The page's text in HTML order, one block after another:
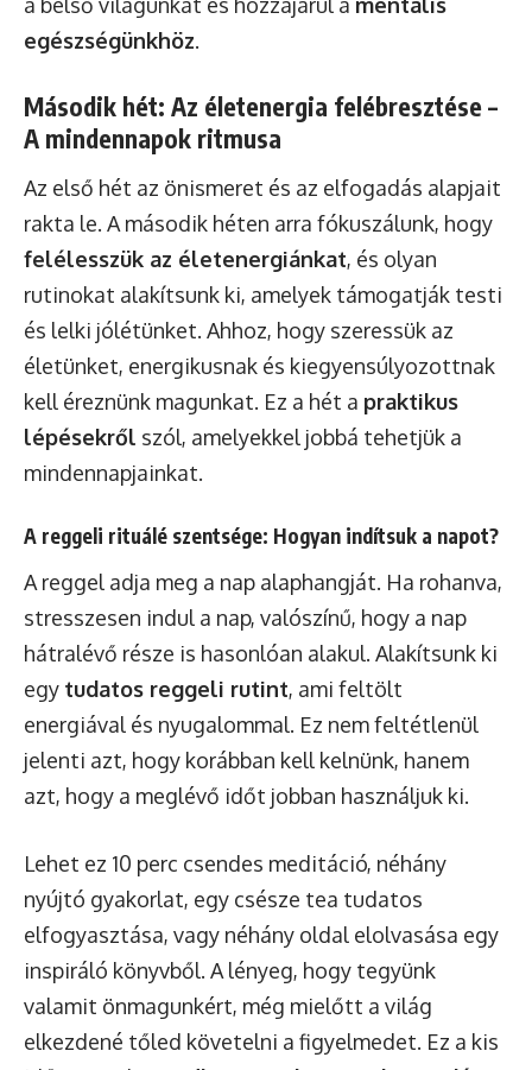
egészségünkhöz.
Második hét: Az életenergia felébresztése –
A mindennapok ritmusa
Az első hét az önismeret és az elfogadás alapjait
rakta le. A második héten arra fókuszálunk, hogy
felélesszük az életenergiánkat, és olyan
rutinokat alakítsunk ki, amelyek támogatják testi
és lelki jólétünket. Ahhoz, hogy szeressük az
életünket, energikusnak és kiegyensúlyozottnak
kell éreznünk magunkat. Ez a hét a praktikus
lépésekről szól, amelyekkel jobbá tehetjük a
mindennapjainkat.
A reggeli rituálé szentsége: Hogyan indítsuk a napot?
A reggel adja meg a nap alaphangját. Ha rohanva,
stresszesen indul a nap, valószínű, hogy a nap
hátralévő része is hasonlóan alakul. Alakítsunk ki
egy tudatos reggeli rutint, ami feltölt
energiával és nyugalommal. Ez nem feltétlenül
jelenti azt, hogy korábban kell kelnünk, hanem
azt, hogy a meglévő időt jobban használjuk ki.
Lehet ez 10 perc csendes meditáció, néhány
nyújtó gyakorlat, egy csésze tea tudatos
elfogyasztása, vagy néhány oldal elolvasása egy
inspiráló könyvből. A lényeg, hogy tegyünk
valamit önmagunkért, még mielőtt a világ
elkezdené tőled követelni a figyelmedet. Ez a kis